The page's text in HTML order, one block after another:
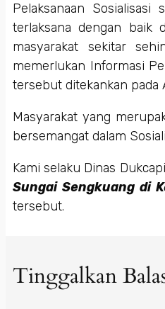
Pelaksanaan
terlaksana dengan baik
masyarakat sekitar
memerlukan Informasi
tersebut ditekankan pada
Masyarakat yang
bersemangat dalam
Kami selaku Dinas
Sungai Sengkuang di
tersebut.
Tinggalkan